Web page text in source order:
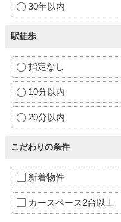
30年以内
駅徒歩
指定なし
10分以内
20分以内
こだわりの条件
新着物件
カースペース2台以上